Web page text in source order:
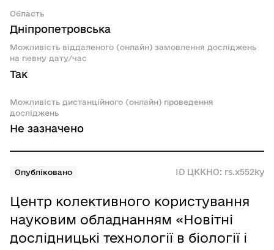
Область
Дніпропетровська
Можливість віддаленого (онлайн) замовлення досліджень
на певну дату/час
Так
Можливість дистанційного (онлайн) проведення
досліджень
Не зазначено
Опубліковано ID ЦККНО: rs.x552ky
Центр колективного користування
науковим обладнанням «Новітні
дослідницькі технології в біології і